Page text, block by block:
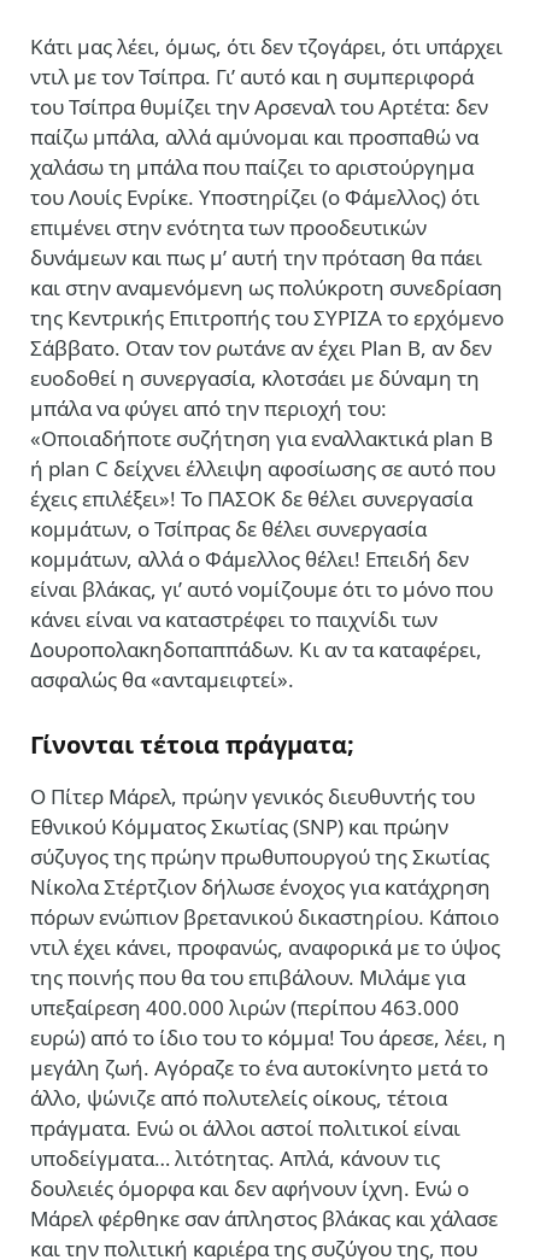
Κάτι μας λέει, όμως, ότι δεν τζογάρει, ότι υπάρχει
ντιλ με τον Τσίπρα. Γι’ αυτό και η συμπεριφορά
του Τσίπρα θυμίζει την Αρσεναλ του Αρτέτα: δεν
παίζω μπάλα, αλλά αμύνομαι και προσπαθώ να
χαλάσω τη μπάλα που παίζει το αριστούργημα
του Λουίς Ενρίκε. Υποστηρίζει (ο Φάμελλος) ότι
επιμένει στην ενότητα των προοδευτικών
δυνάμεων και πως μ’ αυτή την πρόταση θα πάει
και στην αναμενόμενη ως πολύκροτη συνεδρίαση
της Κεντρικής Επιτροπής του ΣΥΡΙΖΑ το ερχόμενο
Σάββατο. Οταν τον ρωτάνε αν έχει Plan B, αν δεν
ευοδοθεί η συνεργασία, κλοτσάει με δύναμη τη
μπάλα να φύγει από την περιοχή του:
«Οποιαδήποτε συζήτηση για εναλλακτικά plan B
ή plan C δείχνει έλλειψη αφοσίωσης σε αυτό που
έχεις επιλέξει»! Το ΠΑΣΟΚ δε θέλει συνεργασία
κομμάτων, ο Τσίπρας δε θέλει συνεργασία
κομμάτων, αλλά ο Φάμελλος θέλει! Επειδή δεν
είναι βλάκας, γι’ αυτό νομίζουμε ότι το μόνο που
κάνει είναι να καταστρέφει το παιχνίδι των
Δουροπολακηδοπαππάδων. Κι αν τα καταφέρει,
ασφαλώς θα «ανταμειφτεί».
Γίνονται τέτοια πράγματα;
Ο Πίτερ Μάρελ, πρώην γενικός διευθυντής του
Εθνικού Κόμματος Σκωτίας (SNP) και πρώην
σύζυγος της πρώην πρωθυπουργού της Σκωτίας
Νίκολα Στέρτζιον δήλωσε ένοχος για κατάχρηση
πόρων ενώπιον βρετανικού δικαστηρίου. Κάποιο
ντιλ έχει κάνει, προφανώς, αναφορικά με το ύψος
της ποινής που θα του επιβάλουν. Μιλάμε για
υπεξαίρεση 400.000 λιρών (περίπου 463.000
ευρώ) από το ίδιο του το κόμμα! Του άρεσε, λέει, η
μεγάλη ζωή. Αγόραζε το ένα αυτοκίνητο μετά το
άλλο, ψώνιζε από πολυτελείς οίκους, τέτοια
πράγματα. Ενώ οι άλλοι αστοί πολιτικοί είναι
υποδείγματα… λιτότητας. Απλά, κάνουν τις
δουλειές όμορφα και δεν αφήνουν ίχνη. Ενώ ο
Μάρελ φέρθηκε σαν άπληστος βλάκας και χάλασε
και την πολιτική καριέρα της συζύγου της, που